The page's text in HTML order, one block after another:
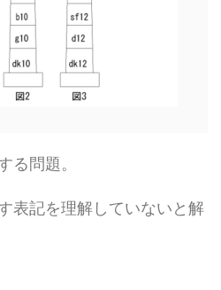
る問題。
表記を理解していないと解